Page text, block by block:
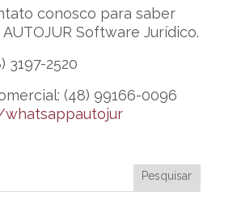
conosco para saber
Software Jurídico.
3197-2520
(48) 99166-0096